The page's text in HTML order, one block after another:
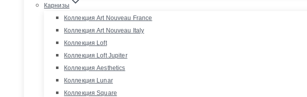
Карнизы
Коллекция Art Nouveau France
Коллекция Art Nouveau Italy
Коллекция Loft
Коллекция Loft Jupiter
Коллекция Aesthetics
Коллекция Lunar
Коллекция Square